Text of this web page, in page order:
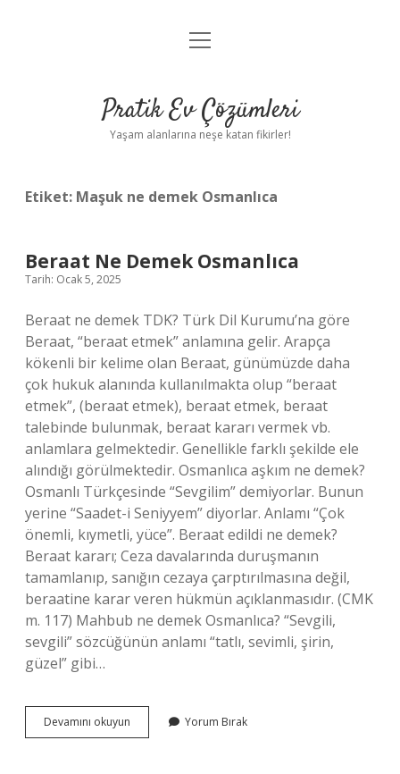
Anasayfa
Yasal Uyarı
menüyü
Pratik Ev Çözümleri
Yaşam alanlarına neşe katan fikirler!
Etiket: Maşuk ne demek Osmanlıca
Beraat Ne Demek Osmanlıca
Tarih: Ocak 5, 2025
Beraat ne demek TDK? Türk Dil Kurumu’na göre
Beraat, “beraat etmek” anlamına gelir. Arapça
kökenli bir kelime olan Beraat, günümüzde daha
çok hukuk alanında kullanılmakta olup “beraat
etmek”, (beraat etmek), beraat etmek, beraat
talebinde bulunmak, beraat kararı vermek vb.
anlamlara gelmektedir. Genellikle farklı şekilde ele
alındığı görülmektedir. Osmanlıca aşkım ne demek?
Osmanlı Türkçesinde “Sevgilim” demiyorlar. Bunun
yerine “Saadet-i Seniyyem” diyorlar. Anlamı “Çok
önemli, kıymetli, yüce”. Beraat edildi ne demek?
Beraat kararı; Ceza davalarında duruşmanın
tamamlanıp, sanığın cezaya çarptırılmasına değil,
beraatine karar veren hükmün açıklanmasıdır. (CMK
m. 117) Mahbub ne demek Osmanlıca? “Sevgili,
sevgili” sözcüğünün anlamı “tatlı, sevimli, şirin,
güzel” gibi…
Devamını okuyun
Ne
Yorum Bırak